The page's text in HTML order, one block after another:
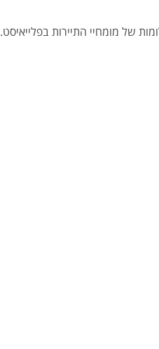
של מומחיי התיירות בפלייאיסט.